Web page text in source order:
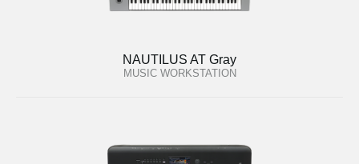
NAUTILUS AT Gray
MUSIC WORKSTATION